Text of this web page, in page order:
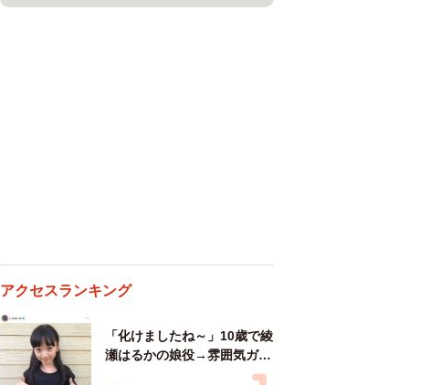
アクセスランキング
「化けましたね～」10歳で綾
瀬はるかの娘役→雰囲気ガラ
リの18歳に成長 「メイクで